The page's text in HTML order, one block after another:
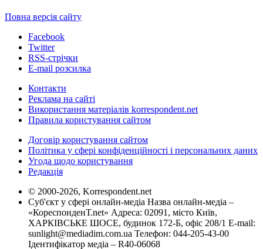
Повна версія сайту
Facebook
Twitter
RSS-стрічки
E-mail розсилка
Контакти
Реклама на сайті
Використання матеріалів korrespondent.net
Правила користування сайтом
Договір користування сайтом
Політика у сфері конфіденційності і персональних даних
Угода щодо користування
Редакція
© 2000-2026, Korrespondent.net
Суб'єкт у сфері онлайн-медіа Назва онлайн-медіа –
«КореспонденТ.net» Адреса: 02091, місто Київ,
ХАРКІВСЬКЕ ШОСЕ, будинок 172-Б, офіс 208/1 E-mail:
sunlight@mediadim.com.ua Телефон: 044-205-43-00
Ідентифікатор медіа – R40-06068